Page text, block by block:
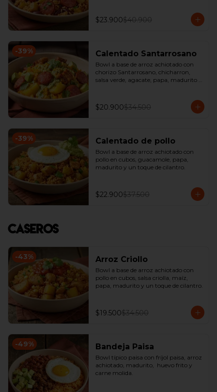
$23.900$40.900
-39% Calentado Santarrosano
Bowl a base de arroz achiotado con
chorizo Santarrosano, chicharron,
salsa verde, agacate, papa, madurito y
$20.900$34.500
-39% Calentado de pollo
Bowl a base de arroz achiotado con
pollo en cubos, guacamole, papa,
madurito y un toque de cilantro.
$22.900$37.500
Caseros
-43% Arroz Criollo
Bowl a base de arroz achiotado con
pollo en cubos, salsa criolla, maíz,
papa, madurito y un toque de cilantro.
$19.500$34.500
-49% Bandeja Paisa
Bowl típico paisa con fríjol paisa, arroz
achiotado, madurito,  huevo frito y
carne molida.